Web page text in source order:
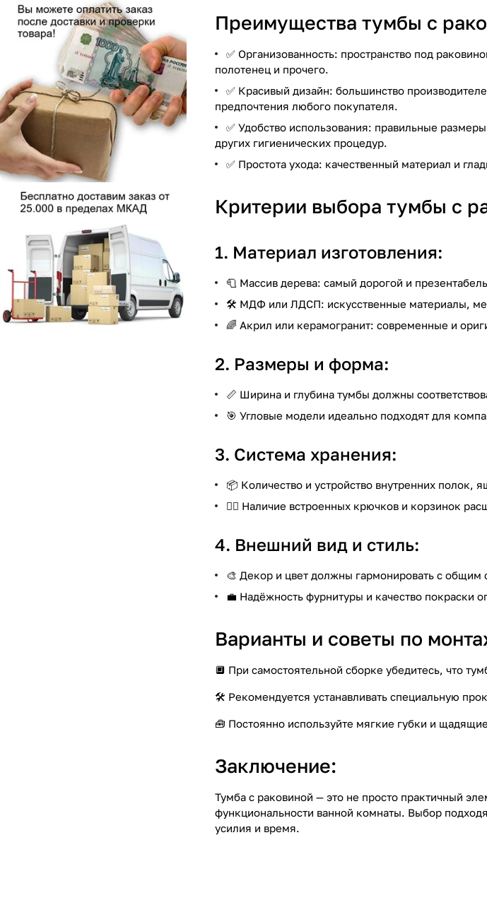
Преимущества тумбы с
✅ Организованность: пространство под
полотенец и прочего.
✅ Красивый дизайн: большинство
предпочтения любого покупателя.
✅ Удобство использования: правильные
других гигиенических процедур.
✅ Простота ухода: качественный материал и
Критерии выбора тумбы с
1. Материал изготовления:
🧻 Массив дерева: самый дорогой и
🛠️ МДФ или ЛДСП: искусственные материалы,
🌈 Акрил или керамогранит: современные и
2. Размеры и форма:
📏 Ширина и глубина тумбы должны
🎯 Угловые модели идеально подходят для
3. Система хранения:
📦 Количество и устройство внутренних полок,
🏋️‍♂️ Наличие встроенных крючков и корзинок
4. Внешний вид и стиль:
🎨 Декор и цвет должны гармонировать с
💼 Надёжность фурнитуры и качество покраски
Варианты и советы по
🔲 При самостоятельной сборке убедитесь, что
🛠️ Рекомендуется устанавливать специальную
🧰 Постоянно используйте мягкие губки и
Заключение:
Тумба с раковиной — это не просто практичный
функциональности ванной комнаты. Выбор
усилия и время.